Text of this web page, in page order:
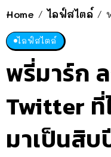
Home / ไลฟ์สไตล์ / พ
ไลฟ์สไตล์
พรี่มาร์ก
Twitter ที่
มาเป็นสิ